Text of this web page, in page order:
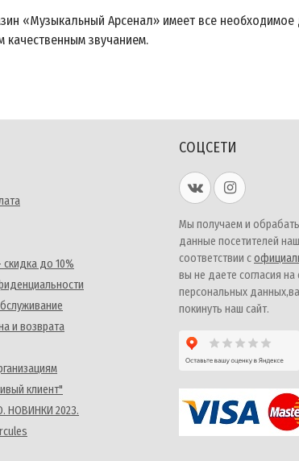
«Музыкальный Арсенал» имеет все
качественным звучанием.
до 10%
и возврата
клиент"
НОВИНКИ 2023.
СОЦСЕТИ
Мы получаем и
данные посетителей
соответствии с
вы не даете согласия
персональных
покинуть наш сайт.